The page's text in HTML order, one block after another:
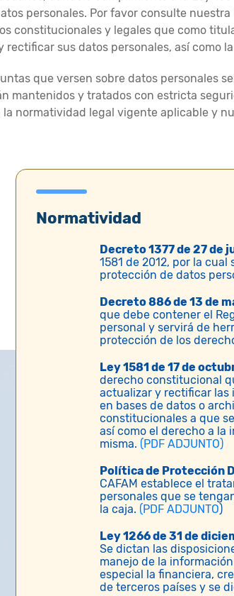
personales. Por favor consulte
constitucionales y legales que como
rectificar sus datos personales, así como
que versen sobre datos personales
mantenidos y tratados con estricta
normatividad legal vigente aplicable y
Normatividad
Decreto 1377 de 27 de
1581 de 2012, por la
protección de datos
Decreto 886 de 13 de
que debe contener el
personal y servirá de
protección de los
Ley 1581 de 17 de
derecho constitucional
actualizar y rectificar las
en bases de datos o
constitucionales a que
así como el derecho a la
misma. (PDF ADJUNTO)
Política de Protección
CAFAM establece el
personales que se
la caja. (PDF ADJUNTO)
Ley 1266 de 31 de
Se dictan las
manejo de la
especial la financiera,
de terceros países y se